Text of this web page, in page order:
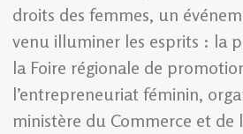
droits des femmes, un
venu illuminer les esprits : la
la Foire régionale de
l’entrepreneuriat féminin,
ministère du Commerce et de